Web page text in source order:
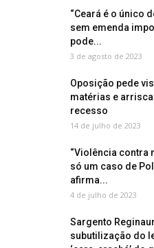
“Ceará é o único
sem emenda
pode...
3 de agosto de 2023
Oposição pede
matérias e
recesso
14 de julho de 2023
“Violência contra
só um caso de
afirma...
4 de julho de 2023
Sargento
subutilização do